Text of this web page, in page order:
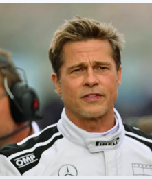
Oyun
Ramazan
Resmi İlanlar
Rüya Tabirleri
Sağlık